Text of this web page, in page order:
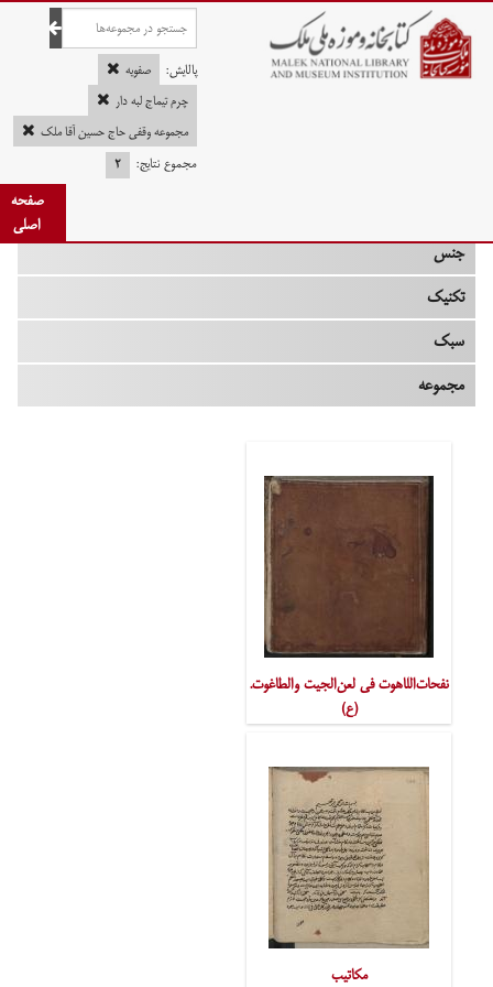
صفحه اصلی
پالایش:
صفویه
چرم تیماج لبه دار
مجموعه وقفی حاج حسین آقا ملک
مجموع نتایج:
۲
صفحه
اصلی
جنس
تکنیک
سبک
مجموعه
نفحات‌اللاهوت فی لعن‌الجیت والطاغوت.
(ع)
مکاتیب